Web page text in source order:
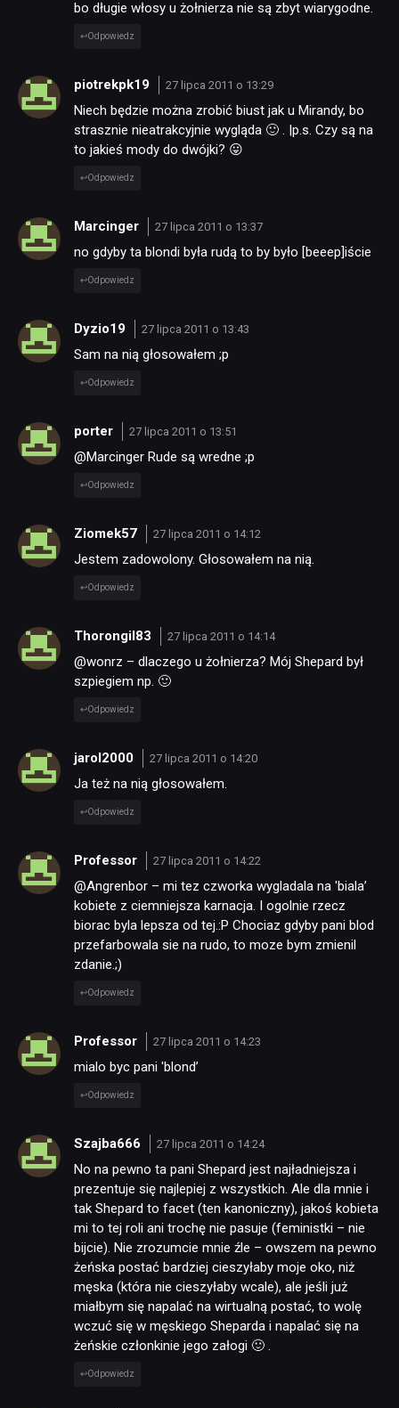
bo długie włosy u żołnierza nie są zbyt wiarygodne.
Odpowiedz
piotrekpk19 27 lipca 2011 o 13:29
Niech będzie można zrobić biust jak u Mirandy, bo
strasznie nieatrakcyjnie wygląda 🙂 . |p.s. Czy są na
to jakieś mody do dwójki? 😛
Odpowiedz
Marcinger 27 lipca 2011 o 13:37
no gdyby ta blondi była rudą to by było [beeep]iście
Odpowiedz
Dyzio19 27 lipca 2011 o 13:43
Sam na nią głosowałem ;p
Odpowiedz
porter 27 lipca 2011 o 13:51
@Marcinger Rude są wredne ;p
Odpowiedz
Ziomek57 27 lipca 2011 o 14:12
Jestem zadowolony. Głosowałem na nią.
Odpowiedz
Thorongil83 27 lipca 2011 o 14:14
@wonrz – dlaczego u żołnierza? Mój Shepard był
szpiegiem np. 🙂
Odpowiedz
jarol2000 27 lipca 2011 o 14:20
Ja też na nią głosowałem.
Odpowiedz
Professor 27 lipca 2011 o 14:22
@Angrenbor – mi tez czworka wygladala na 'biala’
kobiete z ciemniejsza karnacja. I ogolnie rzecz
biorac byla lepsza od tej.:P Chociaz gdyby pani blod
przefarbowala sie na rudo, to moze bym zmienil
zdanie.;)
Odpowiedz
Professor 27 lipca 2011 o 14:23
mialo byc pani 'blond’
Odpowiedz
Szajba666 27 lipca 2011 o 14:24
No na pewno ta pani Shepard jest najładniejsza i
prezentuje się najlepiej z wszystkich. Ale dla mnie i
tak Shepard to facet (ten kanoniczny), jakoś kobieta
mi to tej roli ani trochę nie pasuje (feministki – nie
bijcie). Nie zrozumcie mnie źle – owszem na pewno
żeńska postać bardziej cieszyłaby moje oko, niż
męska (która nie cieszyłaby wcale), ale jeśli już
miałbym się napalać na wirtualną postać, to wolę
wczuć się w męskiego Sheparda i napalać się na
żeńskie członkinie jego załogi 🙂 .
Odpowiedz